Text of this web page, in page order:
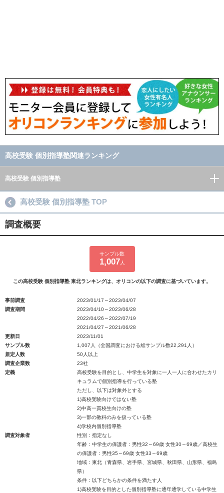
高校受験 個別指導塾関連ランキング
高校受験 個別指導塾
高校受験 個別指導塾 TOP
調査概要
サンプル数
1,007 人
この高校受験 個別指導塾 東北ランキングは、オリコンの以下の調査に基づいています。
事前調査
2023/01/17～2023/04/07
調査期間
2023/04/10～2023/06/28
2022/04/26～2022/07/19
2021/04/27～2021/06/28
更新日
2023/11/01
サンプル数
1,007人（全国調査における総サンプル数22,291人）
規定人数
50人以上
調査企業数
23社
定義
高校受験を目的とし、中学生を対象に一人一人に合わせたカリ
キュラムで個別指導を行っている塾
ただし、以下は対象外とする
1)高校受験向けではない塾
2)中高一貫校生向けの塾
3)一部の教科のみを扱っている塾
4)学校内個別指導塾
調査対象者
性別：指定なし
年齢：中学生の保護者：男性32～69歳 女性30～69歳／高校生
の保護者：男性35～69歳 女性33～69歳
地域：東北（青森県、岩手県、宮城県、秋田県、山形県、福島
県）
条件：以下どちらかの条件を満たす人
1)高校受験を目的とした個別指導塾に通年通学している中学生